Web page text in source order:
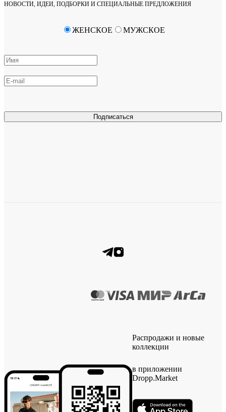
НОВОСТИ, ИДЕИ, ПОДБОРКИ И СПЕЦИАЛЬНЫЕ ПРЕДЛОЖЕНИЯ
Подписаться
ЖЕНСКОЕ МУЖСКОЕ
Распродажи и новые
коллекции
в приложении
Dropp.Market